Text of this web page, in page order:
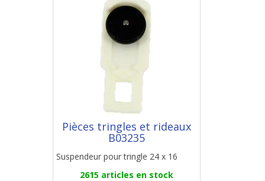
Pièces tringles et rideaux
B03235
Suspendeur pour tringle 24 x 16
2615 articles en stock